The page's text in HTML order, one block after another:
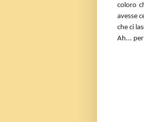
coloro
avesse
che ci
Ah... per